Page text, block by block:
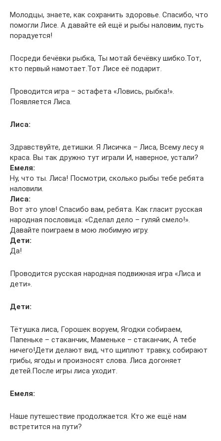
Молодцы, знаете, как сохранить здоровье. Спасибо, что
помогли Лисе. А давайте ей ещё и рыбы наловим, пусть
порадуется!
Посреди бечёвки рыбка, Ты мотай бечёвку шибко.Тот,
кто первый намотает.Тот Лисе её подарит.
Проводится игра – эстафета «Ловись, рыбка!».
Появляется Лиса.
Лиса:
Здравствуйте, детишки. Я Лисичка – Лиса, Всему лесу я
краса. Вы так дружно тут играли И, наверное, устали?
Емеля:
Ну, что ты. Лиса! Посмотри, сколько рыбы тебе ребята
наловили.
Лиса:
Вот это улов! Спасибо вам, ребята. Как гласит русская
народная пословица: «Сделал дело – гуляй смело!».
Давайте поиграем в мою любимую игру.
Дети:
Да!
Проводится русская народная подвижная игра «Лиса и
дети».
Дети:
Тётушка лиса, Горошек воруем, Ягодки собираем,
Папеньке – стаканчик, Маменьке – стаканчик, А тебе
ничего!Дети делают вид, что щиплют травку, собирают
грибы, ягоды и произносят слова. Лиса догоняет
детей.После игры лиса уходит.
Емеля:
Наше путешествие продолжается. Кто же ещё нам
встретится на пути?